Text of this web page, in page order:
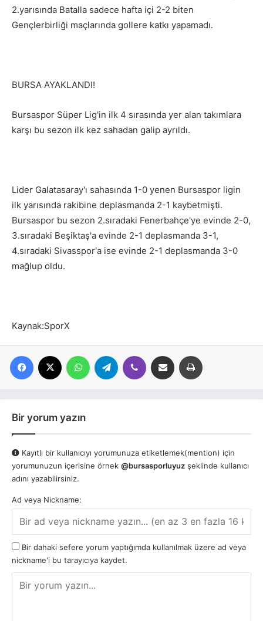
2.yarısında Batalla sadece hafta içi 2-2 biten
Gençlerbirliği maçlarında gollere katkı yapamadı.
BURSA AYAKLANDI!
Bursaspor Süper Lig'in ilk 4 sırasında yer alan takımlara
karşı bu sezon ilk kez sahadan galip ayrıldı.
Lider Galatasaray'ı sahasında 1-0 yenen Bursaspor ligin
ilk yarısında rakibine deplasmanda 2-1 kaybetmişti.
Bursaspor bu sezon 2.sıradaki Fenerbahçe'ye evinde 2-0,
3.sıradaki Beşiktaş'a evinde 2-1 deplasmanda 3-1,
4.sıradaki Sivasspor'a ise evinde 2-1 deplasmanda 3-0
mağlup oldu.
Kaynak:SporX
Facebook WhatsAppTelegram Viber E-posta ile paylaş
Bir yorum yazın
Kayıtlı bir kullanıcıyı yorumunuza etiketlemek(mention) için
yorumunuzun içerisine örnek @bursasporluyuz şeklinde kullanıcı
adını yazabilirsiniz.
Ad veya Nickname:
Bir dahaki sefere yorum yaptığımda kullanılmak üzere ad veya
nickname'i bu tarayıcıya kaydet.